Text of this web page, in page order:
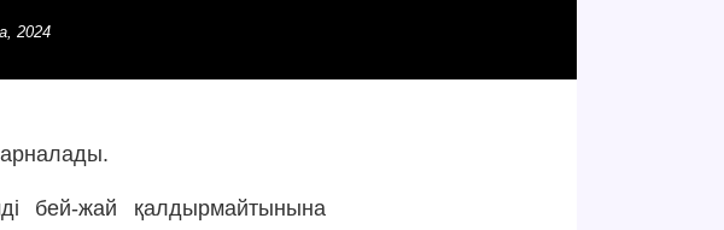
2024
бей-жай қалдырмайтынына